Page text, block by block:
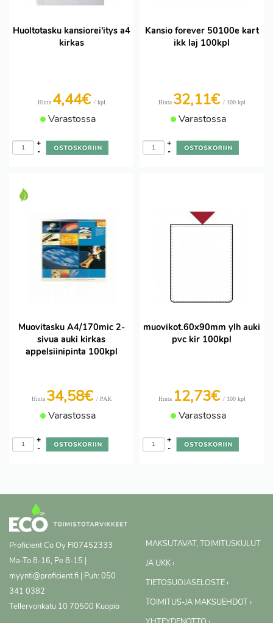
Huoltotasku kansiorei'itys a4
kirkas
Hinta 4,44€ / kpl
Varastossa
-
+
Kansio forever 50100e kart
ikk laj 100kpl
Hinta 32,11€ / 100 kpl
Varastossa
-
+
Muovitasku A4/170mic 2-
sivua auki kirkas
appelsiinipinta 100kpl
Hinta 34,58€ / PAK
Varastossa
-
+
muovikot.60x90mm ylh auki
pvc kir 100kpl
Hinta 12,73€ / 100 kpl
Varastossa
-
+
Proficient Co Oy FI07452333
Ma-To 8-16, Pe 8-15 |
myynti@proficient.fi | Puh: 050
341 0382
Tellervonkatu 10 70500 Kuopio
MAKSUTAVAT, TOIMITUSKULUT
JA UKK ›
TIETOSUOJASELOSTE ›
TOIMITUS-JA MAKSUEHDOT ›